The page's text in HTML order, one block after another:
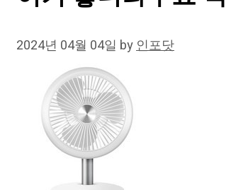
2024년 04월 04일 by인포닷